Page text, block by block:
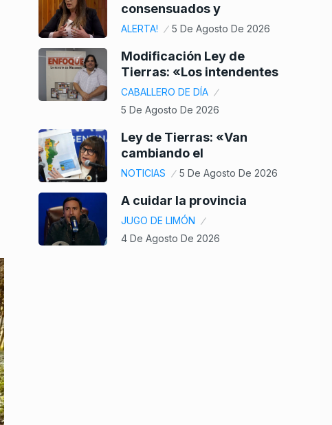
consensuados y
ALERTA! 5 De Agosto De 2026
Modificación Ley de
Tierras: «Los intendentes
CABALLERO DE DÍA
5 De Agosto De 2026
Ley de Tierras: «Van
cambiando el
NOTICIAS 5 De Agosto De 2026
A cuidar la provincia
JUGO DE LIMÓN
4 De Agosto De 2026